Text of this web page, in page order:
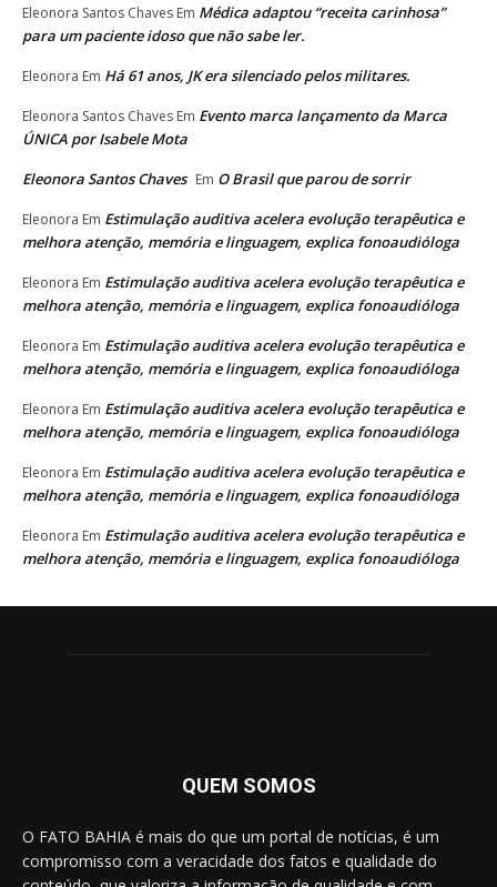
Eleonora Santos Chaves Em Médica adaptou “receita carinhosa”
para um paciente idoso que não sabe ler.
Eleonora Em Há 61 anos, JK era silenciado pelos militares.
Eleonora Santos Chaves Em Evento marca lançamento da Marca
ÚNICA por Isabele Mota
Eleonora Santos Chaves Em O Brasil que parou de sorrir
Eleonora Em Estimulação auditiva acelera evolução terapêutica e
melhora atenção, memória e linguagem, explica fonoaudióloga
Eleonora Em Estimulação auditiva acelera evolução terapêutica e
melhora atenção, memória e linguagem, explica fonoaudióloga
Eleonora Em Estimulação auditiva acelera evolução terapêutica e
melhora atenção, memória e linguagem, explica fonoaudióloga
Eleonora Em Estimulação auditiva acelera evolução terapêutica e
melhora atenção, memória e linguagem, explica fonoaudióloga
Eleonora Em Estimulação auditiva acelera evolução terapêutica e
melhora atenção, memória e linguagem, explica fonoaudióloga
Eleonora Em Estimulação auditiva acelera evolução terapêutica e
melhora atenção, memória e linguagem, explica fonoaudióloga
QUEM SOMOS
O FATO BAHIA é mais do que um portal de notícias, é um
compromisso com a veracidade dos fatos e qualidade do